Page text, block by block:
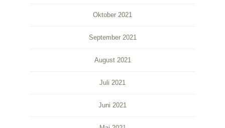
Oktober 2021
September 2021
August 2021
Juli 2021
Juni 2021